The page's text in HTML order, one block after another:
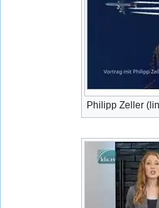
Philipp Zeller